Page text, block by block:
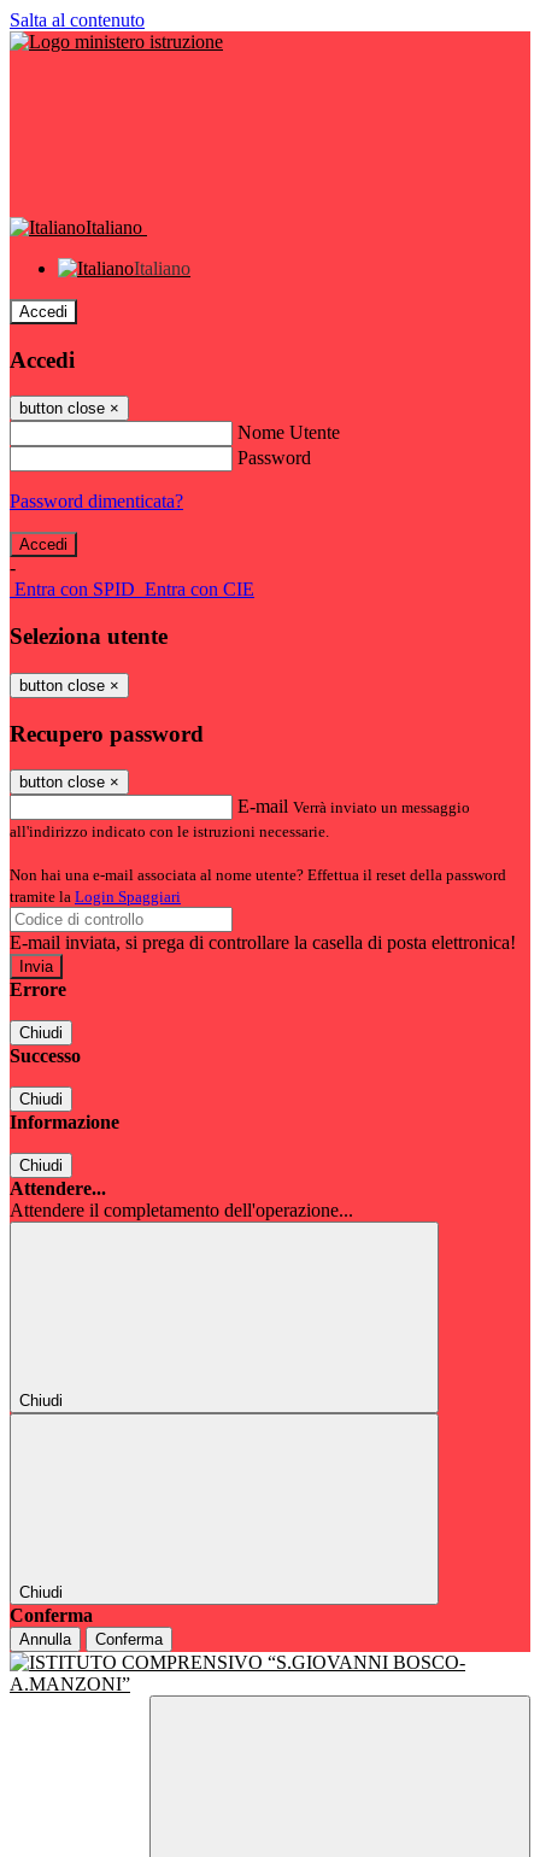
Salta al contenuto
Italiano
Italiano
Accedi
Accedi
button close ×
Nome Utente
Password
Password dimenticata?
-
Entra con SPID Entra con CIE
Seleziona utente
button close ×
Recupero password
button close ×
E-mail Verrà inviato un messaggio
all'indirizzo indicato con le istruzioni necessarie.
Non hai una e-mail associata al nome utente? Effettua il reset della password
tramite la Login Spaggiari
E-mail inviata, si prega di controllare la casella di posta elettronica!
Errore
Chiudi
Successo
Chiudi
Informazione
Chiudi
Attendere...
Attendere il completamento dell'operazione...
Chiudi
Chiudi
Conferma
Annulla Conferma